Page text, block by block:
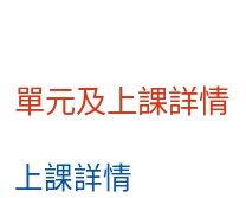
講者：GARY
單元及上課詳情
上課詳情